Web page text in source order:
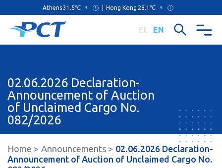
Athens31.5℃ Hong Kong 28.1℃
EL EN
02.06.2026 Declaration-
Announcement of Auction
of Unclaimed Cargo No.
082/2026
Home Announcements
02.06.2026 Declaration-
Announcement of Auction of Unclaimed Cargo No.